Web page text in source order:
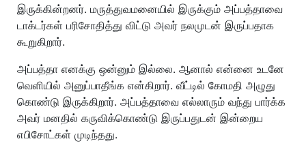
இருக்கின்றனர். மருத்துவமனையில் இருக்கும் அப்பத்தாவை
டாக்டர்கள் பரிசோதித்து விட்டு அவர் நலமுடன் இருப்பதாக
கூறுகிறார்.
அப்பத்தா எனக்கு ஒன்னும் இல்லை. ஆனால் என்னை உடனே
வெளியில் அனுப்பாதீங்க என்கிறார். வீட்டில் கோமதி அழுது
கொண்டு இருக்கிறார். அப்பத்தாவை எல்லாரும் வந்து பார்க்க
அவர் மனதில் கருவிக்கொண்டு இருப்பதுடன் இன்றைய
எபிசோட்கள் முடிந்தது.